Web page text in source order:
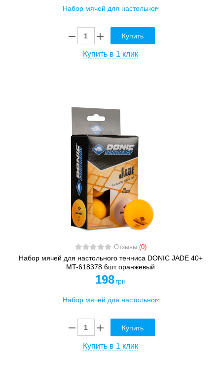
Купить
Купить в 1 клик
Отзывы (0)
Набор мячей для настольного тенниса DONIC JADE 40+
MT-618378 6шт оранжевый
198 грн
Купить
Купить в 1 клик